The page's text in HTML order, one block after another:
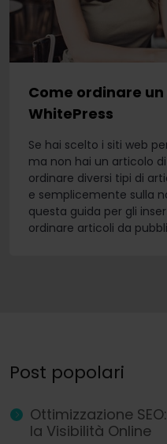
Come ordinare
WhitePress
Se hai scelto i siti web
ma non hai un articolo
ordinare diversi tipi di
e semplicemente sulla
questa guida per gli
ordinare articoli da
Post popolari
Ottimizzazione
la Visibilità Online